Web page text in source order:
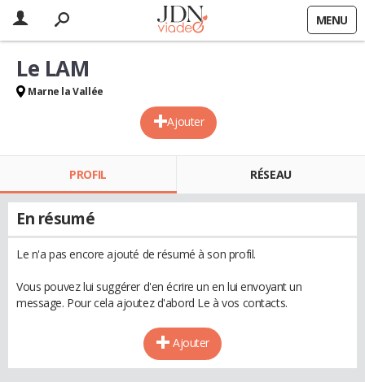
MENU
Ajouter
Le LAM
Marne la Vallée
PROFIL RÉSEAU
En résumé
Le n'a pas encore ajouté de résumé à son profil.
Vous pouvez lui suggérer d'en écrire un en lui envoyant un
message. Pour cela ajoutez d'abord Le à vos contacts.
Ajouter